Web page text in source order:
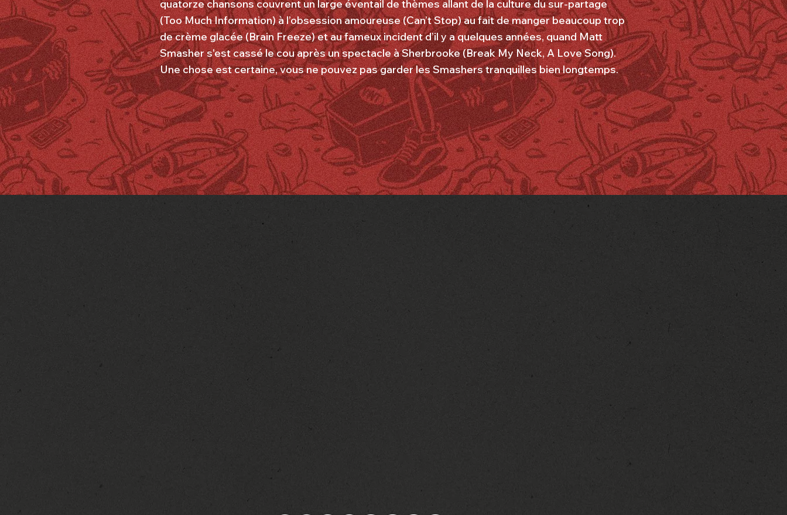
quatorze chansons couvrent un large éventail de thèmes allant de la culture du sur-partage
(Too Much Information) à l’obsession amoureuse (Can’t Stop) au fait de manger beaucoup trop
de crème glacée (Brain Freeze) et au fameux incident d’il y a quelques années, quand Matt
Smasher s'est cassé le cou après un spectacle à Sherbrooke (Break My Neck, A Love Song).
Une chose est certaine, vous ne pouvez pas garder les Smashers tranquilles bien longtemps.